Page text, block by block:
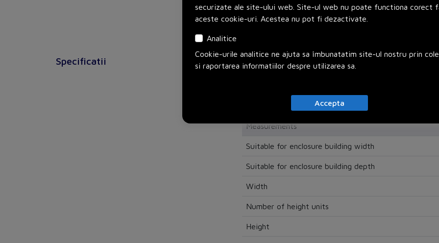
Declaration of Conformity (Sustainability)
Specificatii Colour
Measurements
Suitable for enclosure building width
Suitable for enclosure building depth
Width
Number of height units
Height
securizate ale site-ului web. Site-ul web nu poate functiona corect
aceste cookie-uri. Acestea nu pot fi dezactivate.
Analitice
Cookie-urile analitice ne ajuta sa îmbunatatim site-ul nostru prin
si raportarea informatiilor despre utilizarea sa.
Accepta